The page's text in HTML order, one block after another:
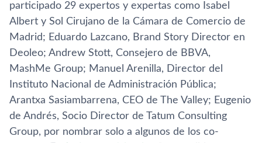
participado 29 expertos y expertas como Isabel
Albert y Sol Cirujano de la Cámara de Comercio de
Madrid; Eduardo Lazcano, Brand Story Director en
Deoleo; Andrew Stott, Consejero de BBVA,
MashMe Group; Manuel Arenilla, Director del
Instituto Nacional de Administración Pública;
Arantxa Sasiambarrena, CEO de The Valley; Eugenio
de Andrés, Socio Director de Tatum Consulting
Group, por nombrar solo a algunos de los co-